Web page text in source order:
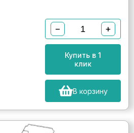
− +
Купить в 1
клик
В корзину